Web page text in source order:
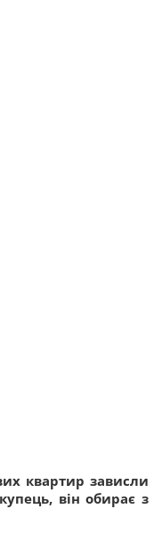
квартир зависли
він обирає з